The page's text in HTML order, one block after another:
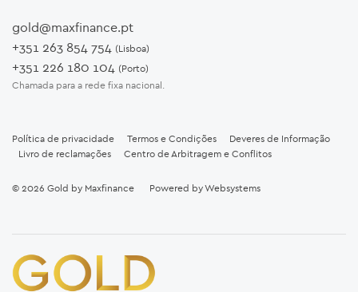
gold@maxfinance.pt
+351 263 854 754 (Lisboa)
+351 226 180 104 (Porto)
Chamada para a rede fixa nacional.
Política de privacidade Termos e Condições
Deveres de Informação
Livro de reclamações
Centro de Arbitragem e Conflitos
© 2026 Gold by Maxfinance Powered byWebsystems